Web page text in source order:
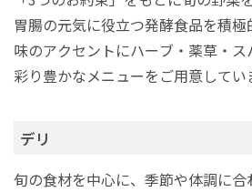
胃腸の元気に役立つ発酵食品を積
味のアクセントにハーブ・薬草・
彩り豊かなメニューをご用意してい
デリ
旬の食材を中心に、季節や体調に